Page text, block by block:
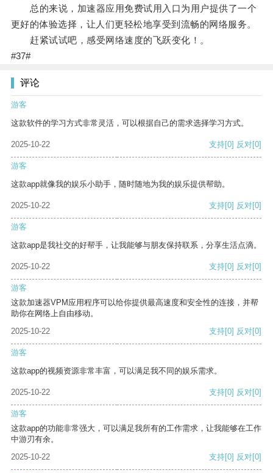
总的来说，加速器应用免费试用入口为用户提供了一个
更好的体验选择，让人们更轻松地享受到流畅的网络服务。
赶紧试试吧，感受网络速度的飞跃变化！。
#37#
评论
游客
这款软件的学习方式非常灵活，可以根据自己的需求选择学习方式。
2025-10-22 支持[0] 反对[0]
游客
这款app就像我的娱乐小助手，随时随地为我的娱乐提供帮助。
2025-10-22 支持[0] 反对[0]
游客
这款app是我社交的好帮手，让我能够与朋友保持联系，分享生活点滴。
2025-10-22 支持[0] 反对[0]
游客
这款加速器VPM应用程序可以给你提供最高速度和安全性的连接，并帮
助你在网络上自由移动。
2025-10-22
支持[0] 反对[0]
游客
这款app的视频资源非常丰富，可以满足我不同的娱乐需求。
2025-10-22 支持[0] 反对[0]
游客
这款app的功能非常强大，可以满足我所有的工作需求，让我能够在工作
中游刃有余。
2025-10-22
支持[0] 反对[0]